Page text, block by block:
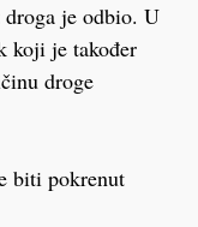
droga je odbio. U
koji je također
droge
biti pokrenut